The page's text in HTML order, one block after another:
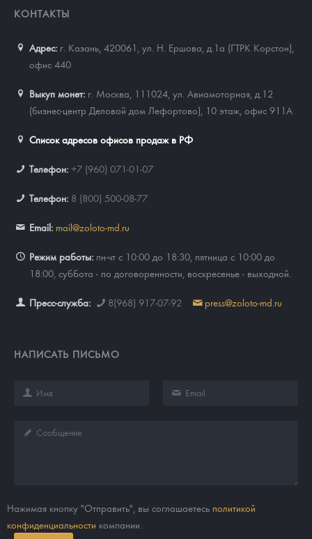
КОНТАКТЫ
Адрес: г. Казань, 420061 ул. Н. Ершова, д.1а (ГТРК Корстон),
офис 440
Выкуп монет: г. Москва, 111024, ул. Авиамоторная, д.12
(бизнес-центр Деловой дом Лефортово), 10 этаж, офис 911А
Список адресов офисов продаж в РФ
Телефон: +7 (960) 071-01-07
Телефон: 8 (800) 500-08-77
Email: mail@zoloto-md.ru
Режим работы: пн-чт с 10:00 до 18:30, пятница с 10:00 до
18:00, суббота - по договоренности, воскресенье - выходной.
Пресс-служба: 8(968) 917-07-92 press@zoloto-md.ru
НАПИСАТЬ ПИСЬМО
Нажимая кнопку "Отправить", вы соглашаетесь политикой
конфиденциальности компании.